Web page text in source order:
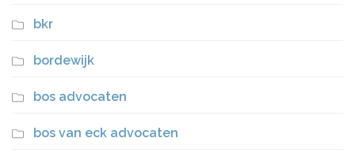
bkr
bordewijk
bos advocaten
bos van eck advocaten